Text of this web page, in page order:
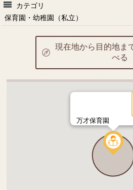
カテゴリ
保育園・幼稚園（私立）
現在地から目的地ま
べる
万才保育園